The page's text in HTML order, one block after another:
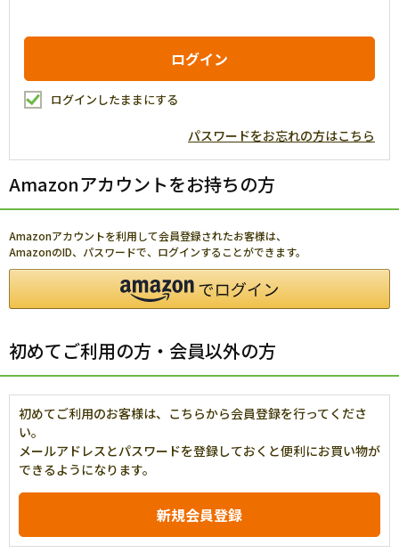
ログインしたままにする
パスワードをお忘れの方はこちら
Amazonアカウントをお持ちの方
Amazonアカウントを利用して会員登録されたお客様は、
AmazonのID、パスワードで、ログインすることができます。
初めてご利用の方・会員以外の方
初めてご利用のお客様は、こちらから会員登録を行ってくださ
い。
メールアドレスとパスワードを登録しておくと便利にお買い物が
できるようになります。